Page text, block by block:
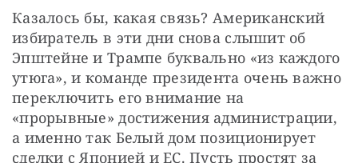
Казалось бы, какая связь? Американский
избиратель в эти дни снова слышит об
Эпштейне и Трампе буквально «из каждого
утюга», и команде президента очень важно
переключить его внимание на
«прорывные» достижения администрации,
а именно так Белый дом позиционирует
сделки с Японией и ЕС. Пусть простят за